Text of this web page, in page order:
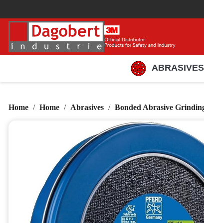
ABRASIVES
Home Home Abrasives Bonded Abrasive